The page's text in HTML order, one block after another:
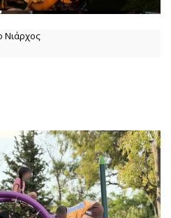
Νιάρχος